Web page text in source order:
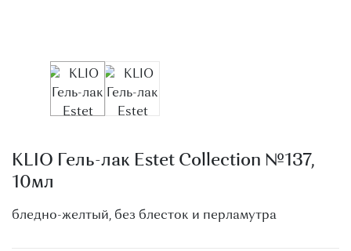
KLIO Гель-лак Estet Collection №137,
10мл
бледно-желтый, без блесток и перламутра